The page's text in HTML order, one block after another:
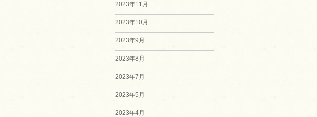
2023年11月
2023年10月
2023年9月
2023年8月
2023年7月
2023年5月
2023年4月